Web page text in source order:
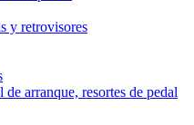
y retrovisores
de arranque, resortes de pedal